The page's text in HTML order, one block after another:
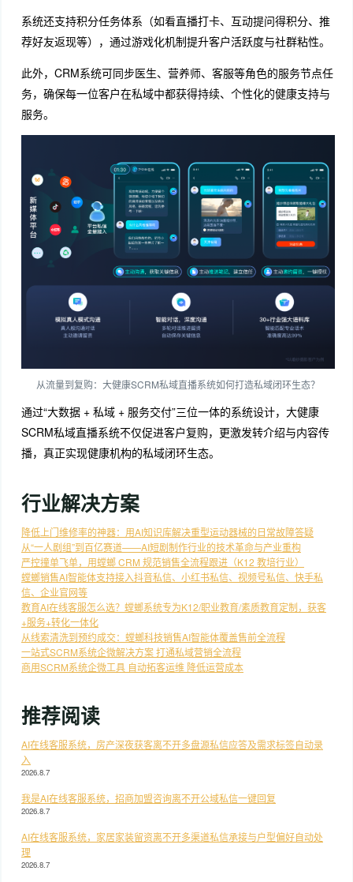
系统还支持积分任务体系（如看直播打卡、互动提问得积分、推
荐好友返现等），通过游戏化机制提升客户活跃度与社群粘性。
此外，CRM系统可同步医生、营养师、客服等角色的服务节点任
务，确保每一位客户在私域中都获得持续、个性化的健康支持与
服务。
从流量到复购：大健康SCRM私域直播系统如何打造私域闭环生态？
通过“大数据 + 私域 + 服务交付”三位一体的系统设计，大健康
SCRM私域直播系统不仅促进客户复购，更激发转介绍与内容传
播，真正实现健康机构的私域闭环生态。
行业解决方案
降低上门维修率的神器：用AI知识库解决重型运动器械的日常故障答疑
从“一人剧组”到百亿赛道——AI短剧制作行业的技术革命与产业重构
严控撞单飞单，用螳螂 CRM 规范销售全流程跟进（K12 教培行业）
螳螂销售AI智能体支持接入抖音私信、小红书私信、视频号私信、快手私
信、企业官网等
教育AI在线客服怎么选？螳螂系统专为K12/职业教育/素质教育定制，获客
+服务+转化一体化
从线索清洗到预约成交：螳螂科技销售AI智能体覆盖售前全流程
一站式SCRM系统企微解决方案 打通私域营销全流程
商用SCRM系统企微工具 自动拓客运维 降低运营成本
推荐阅读
AI在线客服系统，房产深夜获客离不开多盘源私信应答及需求标签自动录
入
2026.8.7
我是AI在线客服系统，招商加盟咨询离不开公域私信一键回复
2026.8.7
AI在线客服系统，家居家装留资离不开多渠道私信承接与户型偏好自动处
理
2026.8.7